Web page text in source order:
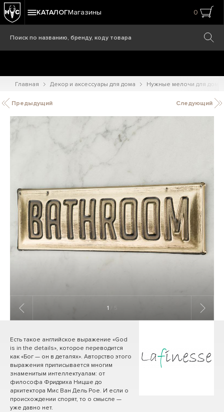
КАТАЛОГМагазины 0
Главная Декор и аксессуары для дома Нужные мелочи для дома
Предыдущий Следующий
1 / 5
Есть такое английское выражение «God
is in the details», которое переводится
как «Бог — он в деталях». Авторство этого
выражения приписывается многим
знаменитым интеллектуалам: от
философа Фридриха Ницше до
архитектора Мис Ван Дель Рое. И если о
происхождении спорят, то о смысле —
уже давно нет.